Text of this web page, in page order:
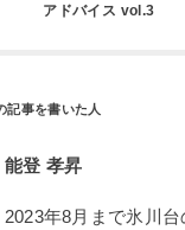
アドバイス vol.3
能登 孝昇
2023年8月まで氷川